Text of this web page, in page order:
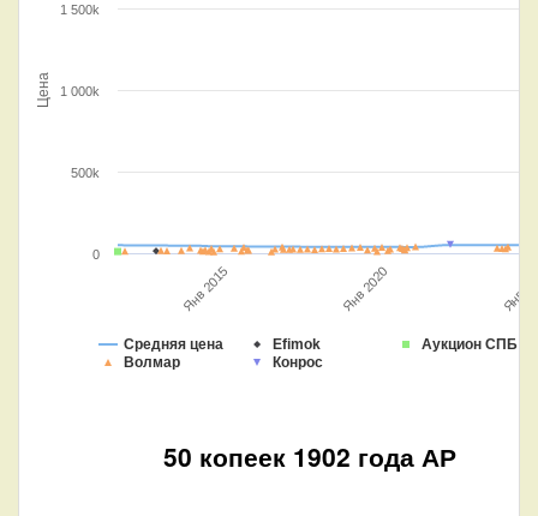
Цена
Средняя цена Efimok
Аукцион СПБ
Волмар
Конрос
Янв 2020
Янв 2015 Янв
0
500k
1 000k
1 500k
50 копеек 1902 года АР